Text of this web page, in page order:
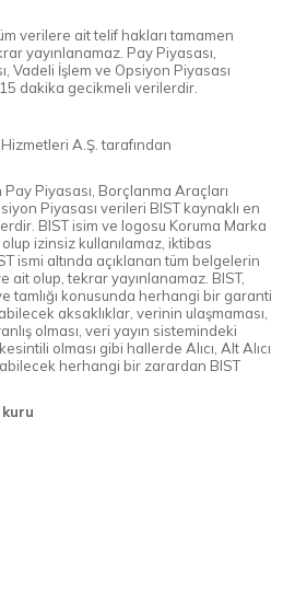
verilere ait telif hakları tamamen
yayınlanamaz. Pay Piyasası,
Vadeli İşlem ve Opsiyon Piyasası
dakika gecikmeli verilerdir.
A.Ş. tarafından
Piyasası, Borçlanma Araçları
Piyasası verileri BIST kaynaklı en
BIST isim ve logosu Koruma Marka
izinsiz kullanılamaz, iktibas
ismi altında açıklanan tüm belgelerin
ait olup, tekrar yayınlanamaz. BIST,
tamlığı konusunda herhangi bir garanti
aksaklıklar, verinin ulaşmaması,
olması, veri yayın sistemindeki
olması gibi hallerde Alıcı, Alt Alıcı
herhangi bir zarardan BIST